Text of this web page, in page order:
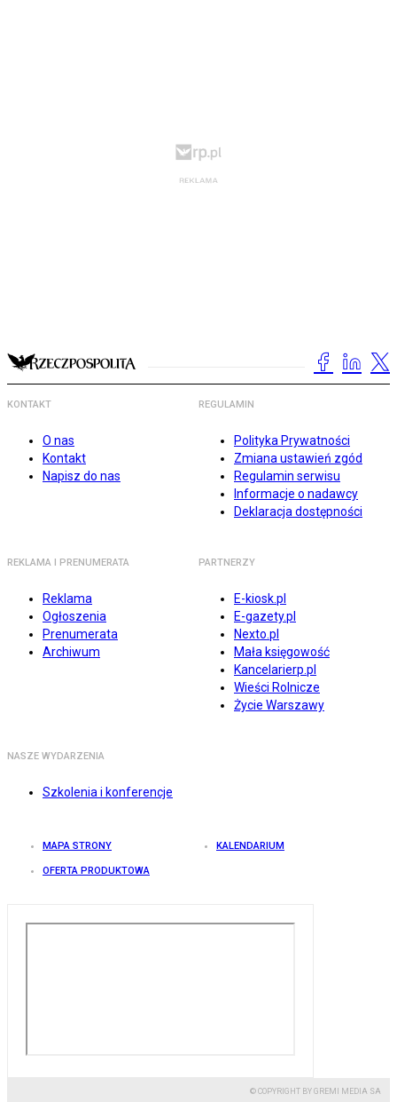
KONTAKT
O nas
Kontakt
Napisz do nas
REGULAMIN
Polityka Prywatności
Zmiana ustawień zgód
Regulamin serwisu
Informacje o nadawcy
Deklaracja dostępności
REKLAMA I PRENUMERATA
Reklama
Ogłoszenia
Prenumerata
Archiwum
PARTNERZY
E-kiosk.pl
E-gazety.pl
Nexto.pl
Mała księgowość
Kancelarierp.pl
Wieści Rolnicze
Życie Warszawy
NASZE WYDARZENIA
Szkolenia i konferencje
MAPA STRONY KALENDARIUM
OFERTA PRODUKTOWA
© COPYRIGHT BY GREMI MEDIA SA